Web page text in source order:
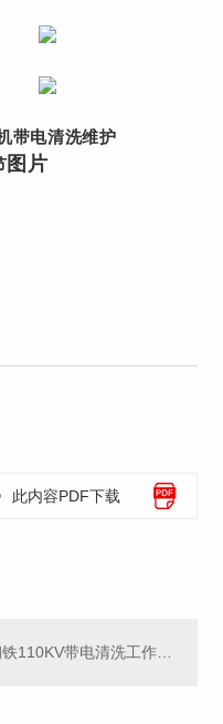
带电清洗维护
图片
此内容PDF下载